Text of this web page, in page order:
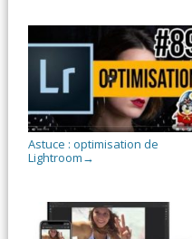
Astuce : optimisation de
Lightroom →